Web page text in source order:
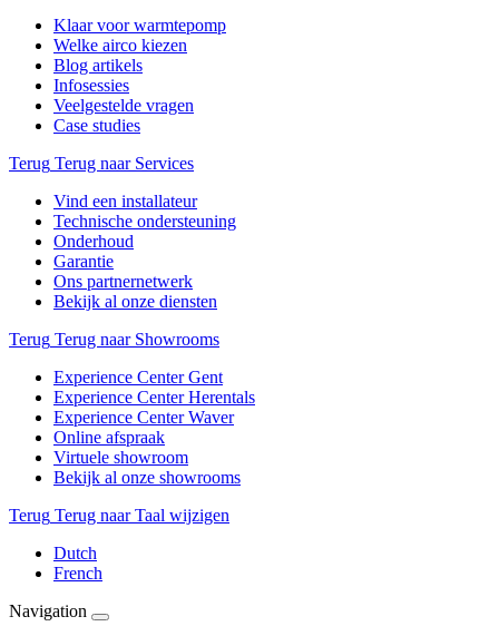
Klaar voor warmtepomp
Welke airco kiezen
Blog artikels
Infosessies
Veelgestelde vragen
Case studies
Terug Terug naar Services
Vind een installateur
Technische ondersteuning
Onderhoud
Garantie
Ons partnernetwerk
Bekijk al onze diensten
Terug Terug naar Showrooms
Experience Center Gent
Experience Center Herentals
Experience Center Waver
Online afspraak
Virtuele showroom
Bekijk al onze showrooms
Terug Terug naar Taal wijzigen
Dutch
French
Navigation